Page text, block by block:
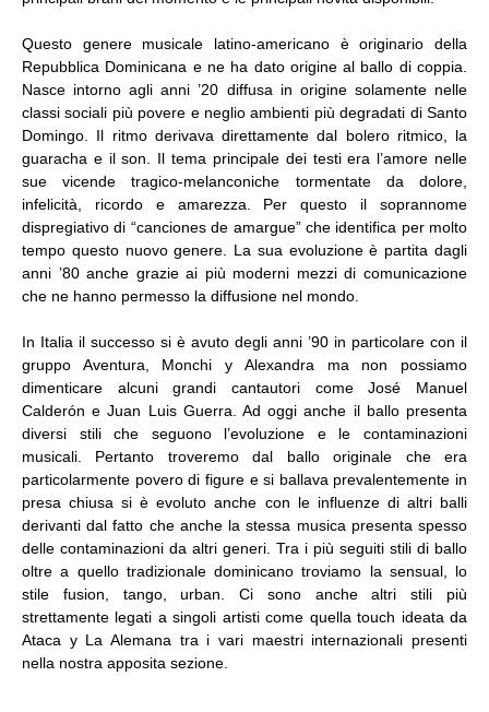
Questo genere musicale latino-americano è originario della
Repubblica Dominicana e ne ha dato origine al ballo di coppia.
Nasce intorno agli anni ’20 diffusa in origine solamente nelle
classi sociali più povere e neglio ambienti più degradati di Santo
Domingo. Il ritmo derivava direttamente dal bolero ritmico, la
guaracha e il son. Il tema principale dei testi era l’amore nelle
sue vicende tragico-melanconiche tormentate da dolore,
infelicità, ricordo e amarezza. Per questo il soprannome
dispregiativo di “canciones de amargue” che identifica per molto
tempo questo nuovo genere. La sua evoluzione è partita dagli
anni ’80 anche grazie ai più moderni mezzi di comunicazione
che ne hanno permesso la diffusione nel mondo.
In Italia il successo si è avuto degli anni ’90 in particolare con il
gruppo Aventura, Monchi y Alexandra ma non possiamo
dimenticare alcuni grandi cantautori come José Manuel
Calderón e Juan Luis Guerra. Ad oggi anche il ballo presenta
diversi stili che seguono l’evoluzione e le contaminazioni
musicali. Pertanto troveremo dal ballo originale che era
particolarmente povero di figure e si ballava prevalentemente in
presa chiusa si è evoluto anche con le influenze di altri balli
derivanti dal fatto che anche la stessa musica presenta spesso
delle contaminazioni da altri generi. Tra i più seguiti stili di ballo
oltre a quello tradizionale dominicano troviamo la sensual, lo
stile fusion, tango, urban. Ci sono anche altri stili più
strettamente legati a singoli artisti come quella touch ideata da
Ataca y La Alemana tra i vari maestri internazionali presenti
nella nostra apposita sezione.